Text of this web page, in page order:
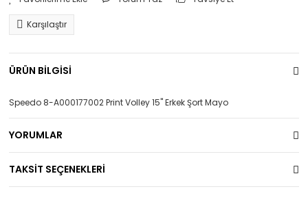
Karşılaştır
ÜRÜN BİLGİSİ
Speedo 8-A000177002 Print Volley 15'' Erkek Şort Mayo
YORUMLAR
TAKSİT SEÇENEKLERİ